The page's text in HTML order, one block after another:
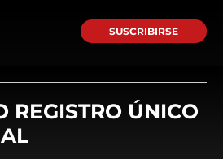
SUSCRIBIRSE
REGISTRO ÚNICO